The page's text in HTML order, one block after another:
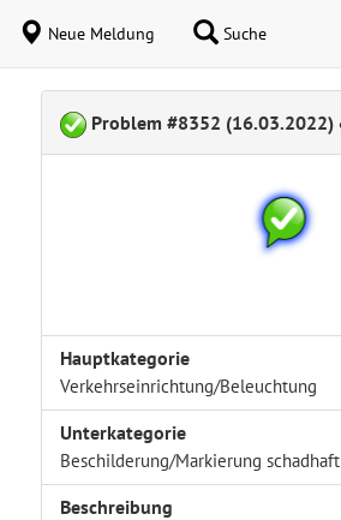
Neue Meldung Suche
Problem #8352 (16.03.2022)
Hauptkategorie
Verkehrseinrichtung/Beleuchtung
Unterkategorie
Beschilderung/Markierung schadhaft
Beschreibung